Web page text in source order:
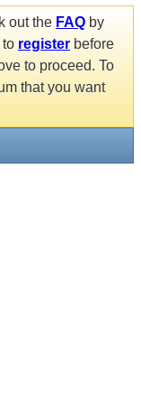
out the FAQ by
register before
to proceed. To
that you want